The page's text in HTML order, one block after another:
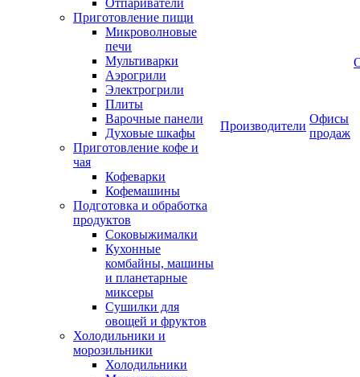
Отпариватели
Приготовление пищи
Микроволновые
печи
Мультиварки
Аэрогрили
Электрогрили
Плиты
Варочные панели
Духовые шкафы
Приготовление кофе и
чая
Кофеварки
Кофемашины
Подготовка и обработка
продуктов
Соковыжималки
Кухонные
комбайны, машины
и планетарные
миксеры
Сушилки для
овощей и фруктов
Холодильники и
морозильники
Холодильники
Производители
Офисы
продаж